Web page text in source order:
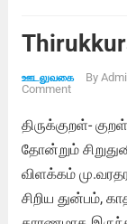
ஊடலுவகை By
Comment
திருக்குறள்-
தோன்றும்
விளக்கம்
சிறிய துன்பம்,